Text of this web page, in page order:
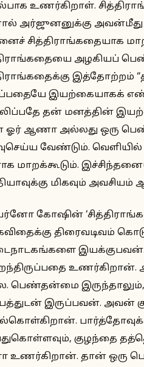
உணர்கிறாள்.
அர்ஜுனனுக்கு அவன்மீது
சித்திராங்கதையாக
அழகியப்
இத்தோற்றம்
இயற்கையாகக்
தன் மனத்தின்
ஓர் ஆணா அல்லது ஒரு
வேண்டும்.
மாறக்கூடும்.
மிகவும் அவசியம்
கோஷின்
திரைவடிவம்
பெண்தன்மை இருந்தாலும்,
இருப்பவன். அவன்
குழந்தை
உணர்கிறான். தான் ஒரு